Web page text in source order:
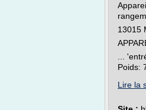
13015
...
Poids:
Lire la